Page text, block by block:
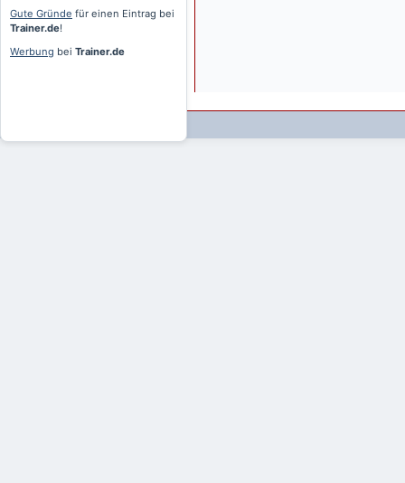
Gute Gründe für einen Eintrag bei
Trainer.de!
Werbung bei Trainer.de